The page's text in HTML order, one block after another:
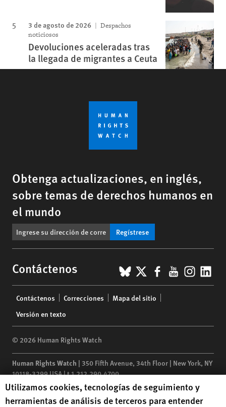
3 de agosto de 2026
Despachos
noticiosos
Devoluciones aceleradas tras
la llegada de migrantes a Ceuta
Obtenga actualizaciones, en inglés,
sobre temas de derechos humanos en
el mundo
Regístrese
Contáctenos BlueSky
X Facebook
YouTube
menu
Contáctenos Correcciones
Mapa del sitio
Versión en texto
© 2026 Human Rights Watch
Human Rights Watch | 350 Fifth Avenue, 34th Floor | New York, NY
10118-3299USA|t1.212.290.4700
Human Rights Watchis a 501(C)(3) nonprofit registered in the US
under EIN: 13-2875808
Human Rights Watch cookie preferences
Utilizamos cookies, tecnologías de seguimiento y
herramientas de análisis de terceros para entender